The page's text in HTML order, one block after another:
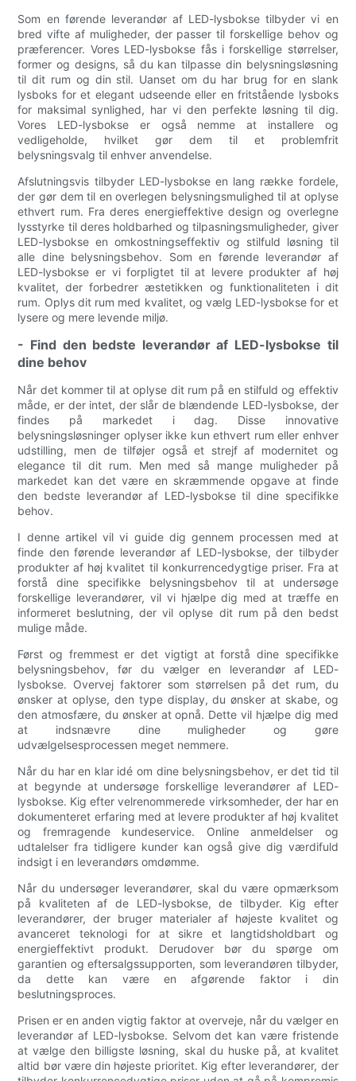
Som en førende leverandør af LED-lysbokse tilbyder vi en
bred vifte af muligheder, der passer til forskellige behov og
præferencer. Vores LED-lysbokse fås i forskellige størrelser,
former og designs, så du kan tilpasse din belysningsløsning
til dit rum og din stil. Uanset om du har brug for en slank
lysboks for et elegant udseende eller en fritstående lysboks
for maksimal synlighed, har vi den perfekte løsning til dig.
Vores LED-lysbokse er også nemme at installere og
vedligeholde, hvilket gør dem til et problemfrit
belysningsvalg til enhver anvendelse.
Afslutningsvis tilbyder LED-lysbokse en lang række fordele,
der gør dem til en overlegen belysningsmulighed til at oplyse
ethvert rum. Fra deres energieffektive design og overlegne
lysstyrke til deres holdbarhed og tilpasningsmuligheder, giver
LED-lysbokse en omkostningseffektiv og stilfuld løsning til
alle dine belysningsbehov. Som en førende leverandør af
LED-lysbokse er vi forpligtet til at levere produkter af høj
kvalitet, der forbedrer æstetikken og funktionaliteten i dit
rum. Oplys dit rum med kvalitet, og vælg LED-lysbokse for et
lysere og mere levende miljø.
- Find den bedste leverandør af LED-lysbokse til
dine behov
Når det kommer til at oplyse dit rum på en stilfuld og effektiv
måde, er der intet, der slår de blændende LED-lysbokse, der
findes på markedet i dag. Disse innovative
belysningsløsninger oplyser ikke kun ethvert rum eller enhver
udstilling, men de tilføjer også et strejf af modernitet og
elegance til dit rum. Men med så mange muligheder på
markedet kan det være en skræmmende opgave at finde
den bedste leverandør af LED-lysbokse til dine specifikke
behov.
I denne artikel vil vi guide dig gennem processen med at
finde den førende leverandør af LED-lysbokse, der tilbyder
produkter af høj kvalitet til konkurrencedygtige priser. Fra at
forstå dine specifikke belysningsbehov til at undersøge
forskellige leverandører, vil vi hjælpe dig med at træffe en
informeret beslutning, der vil oplyse dit rum på den bedst
mulige måde.
Først og fremmest er det vigtigt at forstå dine specifikke
belysningsbehov, før du vælger en leverandør af LED-
lysbokse. Overvej faktorer som størrelsen på det rum, du
ønsker at oplyse, den type display, du ønsker at skabe, og
den atmosfære, du ønsker at opnå. Dette vil hjælpe dig med
at indsnævre dine muligheder og gøre
udvælgelsesprocessen meget nemmere.
Når du har en klar idé om dine belysningsbehov, er det tid til
at begynde at undersøge forskellige leverandører af LED-
lysbokse. Kig efter velrenommerede virksomheder, der har en
dokumenteret erfaring med at levere produkter af høj kvalitet
og fremragende kundeservice. Online anmeldelser og
udtalelser fra tidligere kunder kan også give dig værdifuld
indsigt i en leverandørs omdømme.
Når du undersøger leverandører, skal du være opmærksom
på kvaliteten af ​​de LED-lysbokse, de tilbyder. Kig efter
leverandører, der bruger materialer af højeste kvalitet og
avanceret teknologi for at sikre et langtidsholdbart og
energieffektivt produkt. Derudover bør du spørge om
garantien og eftersalgssupporten, som leverandøren tilbyder,
da dette kan være en afgørende faktor i din
beslutningsproces.
Prisen er en anden vigtig faktor at overveje, når du vælger en
leverandør af LED-lysbokse. Selvom det kan være fristende
at vælge den billigste løsning, skal du huske på, at kvalitet
altid bør være din højeste prioritet. Kig efter leverandører, der